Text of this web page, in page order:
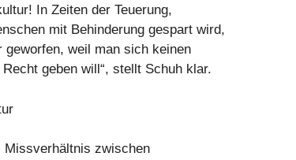
In Zeiten der Teuerung,
mit Behinderung gespart wird,
weil man sich keinen
geben will“, stellt Schuh klar.
Missverhältnis zwischen